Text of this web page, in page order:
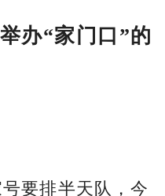
办“家门口”的
要排半天队，今